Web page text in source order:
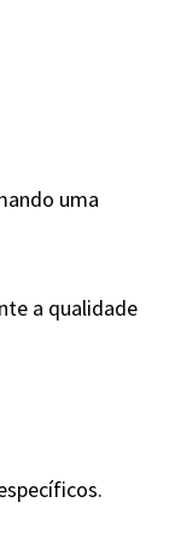
uma
a qualidade